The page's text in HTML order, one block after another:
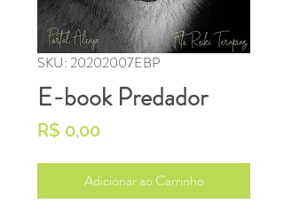
SKU: 20202007EBP
E-book Predador
R$ 0,00Preço
Adicionar ao Carrinho